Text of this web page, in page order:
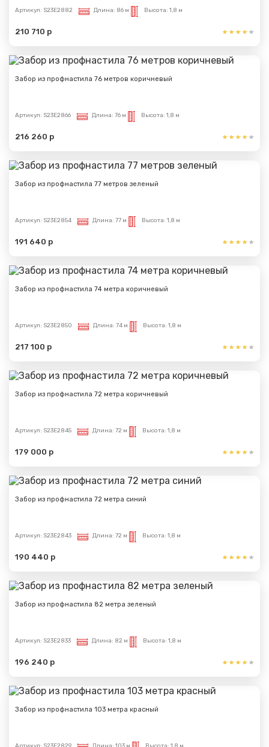
Артикул: S23E2882 Длина: 86 м Высота: 1,8 м
210 710 р
Забор из профнастила 76 метров коричневый
Артикул: S23E2866 Длина: 76 м Высота: 1,8 м
216 260 р
Забор из профнастила 77 метров зеленый
Артикул: S23E2854 Длина: 77 м Высота: 1,8 м
191 640 р
Забор из профнастила 74 метра коричневый
Артикул: S23E2850 Длина: 74 м Высота: 1,8 м
217 100 р
Забор из профнастила 72 метра коричневый
Артикул: S23E2845 Длина: 72 м Высота: 1,8 м
179 000 р
Забор из профнастила 72 метра синий
Артикул: S23E2843 Длина: 72 м Высота: 1,8 м
190 440 р
Забор из профнастила 82 метра зеленый
Артикул: S23E2833 Длина: 82 м Высота: 1,8 м
196 240 р
Забор из профнастила 103 метра красный
Сообщение успешно
отправлено
Вами.